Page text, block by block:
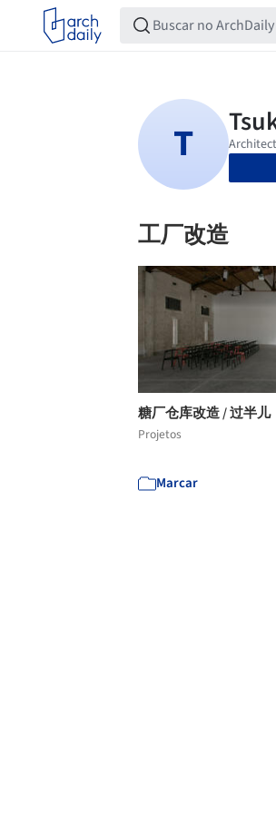
工厂改造
糖厂仓库改造 / 过半儿
Projetos
Marcar